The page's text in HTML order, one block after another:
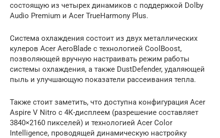
состоящую из четырех динамиков с поддержкой Dolby
Audio Premium и Acer TrueHarmony Plus.
Система охлаждения состоит из двух металлических
кулеров Acer AeroBlade с технологией CoolBoost,
позволяющей вручную настраивать режим работы
системы охлаждения, а также DustDefender, удаляющей
пыль и улучшающую показатели рассеивания тепла.
Также стоит заметить, что доступна конфигурация Acer
Aspire V Nitro с 4К-дисплеем (разрешение составляет
3840×2160 пикселей) и технологией Acer Color
Intelligence, проводящей динамическую настройку